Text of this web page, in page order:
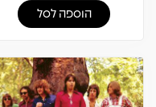
הוספה לסל